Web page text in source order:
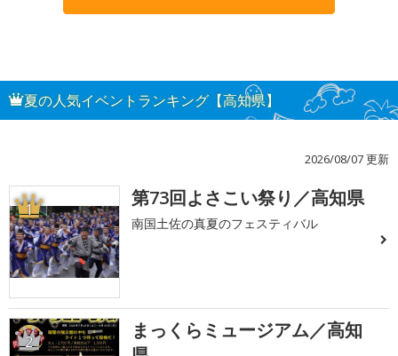
夏の人気イベントランキング【高知県】
2026/08/07 更新
1 第73回よさこい祭り／高知県
南国土佐の真夏のフェスティバル
2
まっくらミュージアム／高知